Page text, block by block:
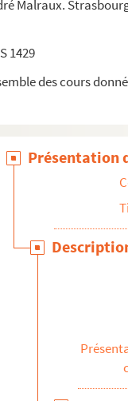
Malraux.
1429
des cours
du Bas-Rhin 1
Présentation